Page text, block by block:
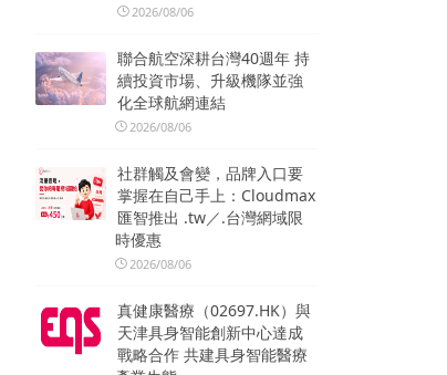
2026/08/06
聯合航空深耕台灣40週年 持
續投資市場、升級機隊並強
化全球航網連結
2026/08/06
社群觸及會變，品牌入口要
掌握在自己手上：Cloudmax
匯智推出 .tw／.台灣網域限
時優惠
2026/08/06
真健康醫療（02697.HK）與
天津具身智能創新中心達成
戰略合作 共建具身智能醫療